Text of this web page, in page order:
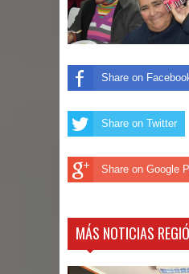
en la alta
impacto
INDAP entregó
incentivos a
Municipalidad
con nuevas
Share on
Share on Twitter
Share on Google
MÁS NOTICIAS